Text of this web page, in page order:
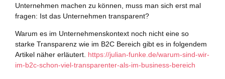
Unternehmen machen zu können, muss man sich erst mal
fragen: Ist das Unternehmen transparent?
Warum es im Unternehmenskontext noch nicht eine so
starke Transparenz wie im B2C Bereich gibt es in folgendem
Artikel näher erläutert. https://julian-funke.de/warum-sind-wir-
im-b2c-schon-viel-transparenter-als-im-business-bereich